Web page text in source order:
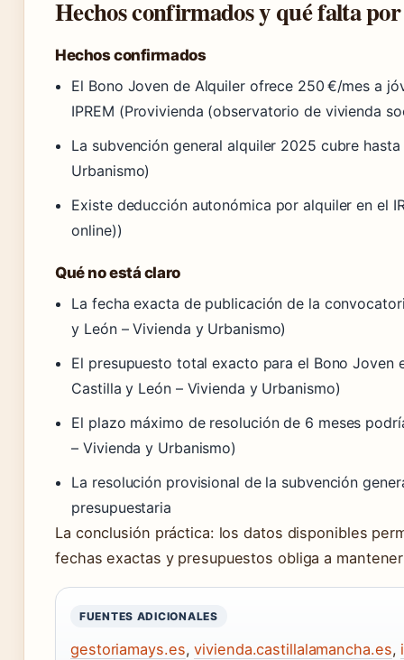
Hechos confirmados y qué falta
Hechos confirmados
El Bono Joven de Alquiler ofrece 250 €/mes a
IPREM (Provivienda (observatorio de vivienda
La subvención general alquiler 2025 cubre
Urbanismo)
Existe deducción autonómica por alquiler en el
online))
Qué no está claro
La fecha exacta de publicación de la
y León – Vivienda y Urbanismo)
El presupuesto total exacto para el Bono
Castilla y León – Vivienda y Urbanismo)
El plazo máximo de resolución de 6 meses
– Vivienda y Urbanismo)
La resolución provisional de la subvención
presupuestaria
La conclusión práctica: los datos disponibles
fechas exactas y presupuestos obliga a
FUENTES ADICIONALES
gestoriamays.es,vivienda.castillalamancha.es,